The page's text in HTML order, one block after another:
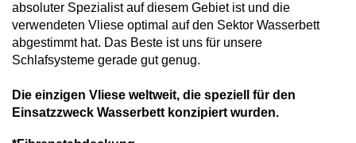
absoluter Spezialist auf diesem Gebiet ist und die
verwendeten Vliese optimal auf den Sektor Wasserbett
abgestimmt hat. Das Beste ist uns für unsere
Schlafsysteme gerade gut genug.
Die einzigen Vliese weltweit, die speziell für den
Einsatzzweck Wasserbett konzipiert wurden.